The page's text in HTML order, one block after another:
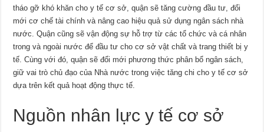
tháo gỡ khó khăn cho y tế cơ sở, quận sẽ tăng cường đầu tư, đổi
mới cơ chế tài chính và nâng cao hiệu quả sử dụng ngân sách nhà
nước. Quận cũng sẽ vận động sự hỗ trợ từ các tổ chức và cá nhân
trong và ngoài nước để đầu tư cho cơ sở vật chất và trang thiết bị y
tế. Cùng với đó, quận sẽ đổi mới phương thức phân bổ ngân sách,
giữ vai trò chủ đạo của Nhà nước trong việc tăng chi cho y tế cơ sở
dựa trên kết quả hoạt động thực tế.
Nguồn nhân lực y tế cơ sở